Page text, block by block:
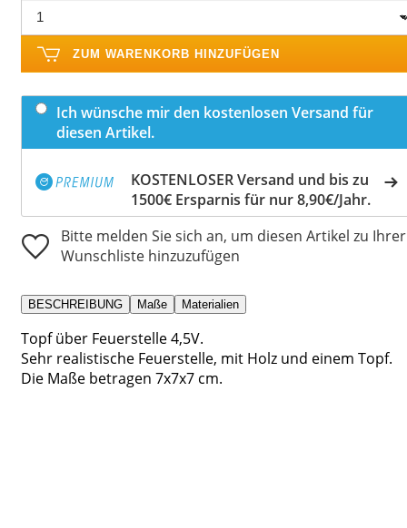
ZUM WARENKORB HINZUFÜGEN
Ich wünsche mir den kostenlosen Versand für
diesen Artikel.
KOSTENLOSER Versand und bis zu
1500€ Ersparnis für nur 8,90€/Jahr.
Bitte melden Sie sich an, um diesen Artikel zu Ihrer
Wunschliste hinzuzufügen
BESCHREIBUNG Maße Materialien
Topf über Feuerstelle 4,5V.
Sehr realistische Feuerstelle, mit Holz und einem Topf.
Die Maße betragen 7x7x7 cm.